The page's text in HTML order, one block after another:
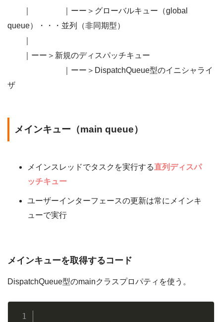
｜ ｜ーー＞グローバルキュー（global
queue）・・・並列（非同期型）
｜ーー＞新規のディスパッチキュー
｜ーー＞DispatchQueue型のイニシャライ
ザ
メインキュー（main queue）
メインスレッドでタスクを実行する直列ディスパ
ッチキュー
ユーザーインターフェースの更新は常にメインキ
ューで実行
メインキューを取得するコード
DispatchQueue型のmainクラスプロパティを使う。